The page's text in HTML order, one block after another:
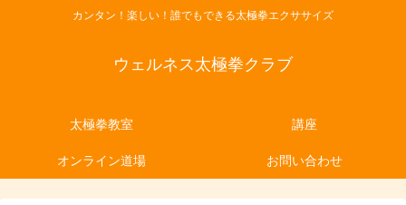
カンタン！楽しい！誰でもできる太極拳エクササイズ
ウェルネス太極拳クラブ
太極拳教室 講座
オンライン道場 お問い合わせ